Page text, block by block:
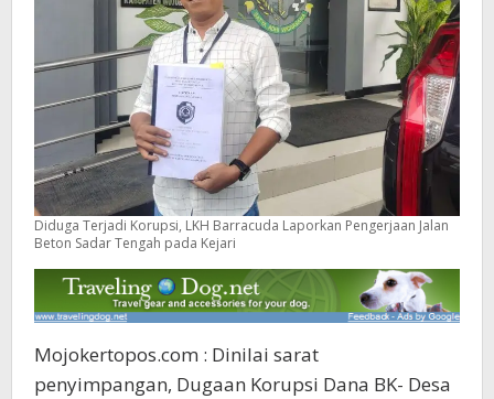
Diduga Terjadi Korupsi, LKH Barracuda Laporkan Pengerjaan Jalan
Beton Sadar Tengah pada Kejari
Mojokertopos.com : Dinilai sarat
penyimpangan, Dugaan Korupsi Dana BK- Desa